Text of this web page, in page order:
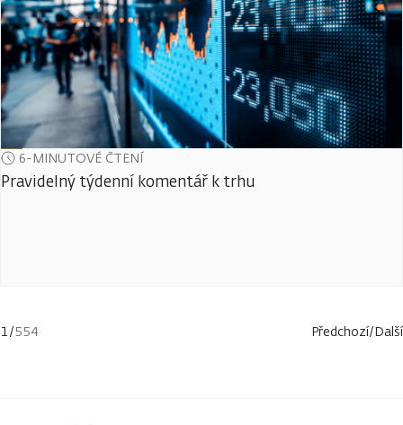
6-MINUTOVÉ ČTENÍ
Pravidelný týdenní komentář k trhu
1/554 Předchozí/Další